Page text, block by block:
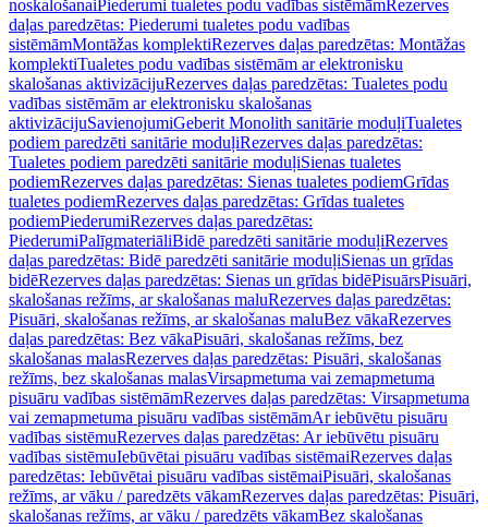
noskalošanaiPiederumi tualetes podu vadības sistēmāmRezerves
daļas paredzētas: Piederumi tualetes podu vadības
sistēmāmMontāžas komplektiRezerves daļas paredzētas: Montāžas
komplektiTualetes podu vadības sistēmām ar elektronisku
skalošanas aktivizācijuRezerves daļas paredzētas: Tualetes podu
vadības sistēmām ar elektronisku skalošanas
aktivizācijuSavienojumiGeberit Monolith sanitārie moduļiTualetes
podiem paredzēti sanitārie moduļiRezerves daļas paredzētas:
Tualetes podiem paredzēti sanitārie moduļiSienas tualetes
podiemRezerves daļas paredzētas: Sienas tualetes podiemGrīdas
tualetes podiemRezerves daļas paredzētas: Grīdas tualetes
podiemPiederumiRezerves daļas paredzētas:
PiederumiPalīgmateriāliBidē paredzēti sanitārie moduļiRezerves
daļas paredzētas: Bidē paredzēti sanitārie moduļiSienas un grīdas
bidēRezerves daļas paredzētas: Sienas un grīdas bidēPisuārsPisuāri,
skalošanas režīms, ar skalošanas maluRezerves daļas paredzētas:
Pisuāri, skalošanas režīms, ar skalošanas maluBez vākaRezerves
daļas paredzētas: Bez vākaPisuāri, skalošanas režīms, bez
skalošanas malasRezerves daļas paredzētas: Pisuāri, skalošanas
režīms, bez skalošanas malasVirsapmetuma vai zemapmetuma
pisuāru vadības sistēmāmRezerves daļas paredzētas: Virsapmetuma
vai zemapmetuma pisuāru vadības sistēmāmAr iebūvētu pisuāru
vadības sistēmuRezerves daļas paredzētas: Ar iebūvētu pisuāru
vadības sistēmuIebūvētai pisuāru vadības sistēmaiRezerves daļas
paredzētas: Iebūvētai pisuāru vadības sistēmaiPisuāri, skalošanas
režīms, ar vāku / paredzēts vākamRezerves daļas paredzētas: Pisuāri,
skalošanas režīms, ar vāku / paredzēts vākamBez skalošanas